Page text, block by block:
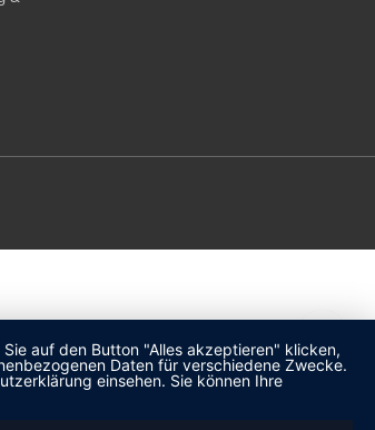
auf den Button "Alles akzeptieren" klicken,
Daten für verschiedene Zwecke.
einsehen. Sie können Ihre